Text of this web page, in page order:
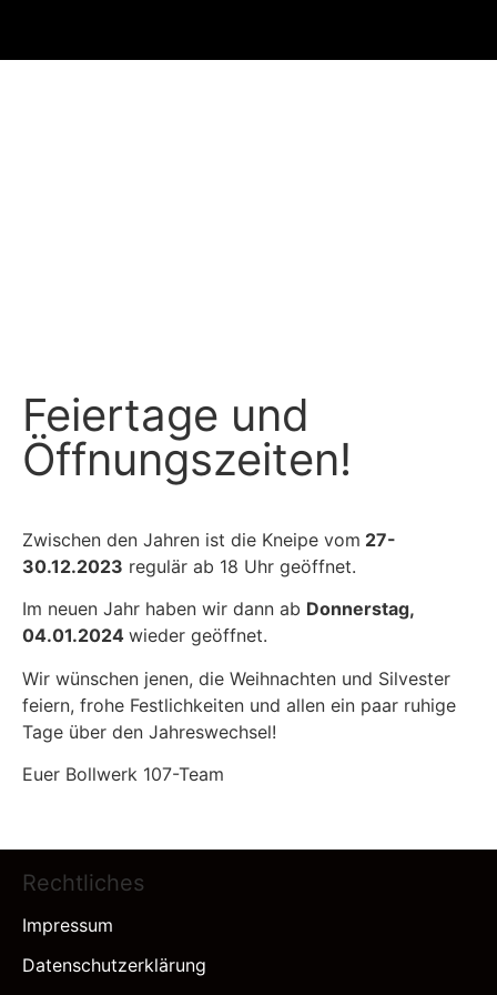
Feiertage und
Öffnungszeiten!
Zwischen den Jahren ist die Kneipe vom 27-
30.12.2023 regulär ab 18 Uhr geöffnet.
Im neuen Jahr haben wir dann ab Donnerstag,
04.01.2024 wieder geöffnet.
Wir wünschen jenen, die Weihnachten und Silvester
feiern, frohe Festlichkeiten und allen ein paar ruhige
Tage über den Jahreswechsel!
Euer Bollwerk 107-Team
Rechtliches
Impressum
Datenschutzerklärung